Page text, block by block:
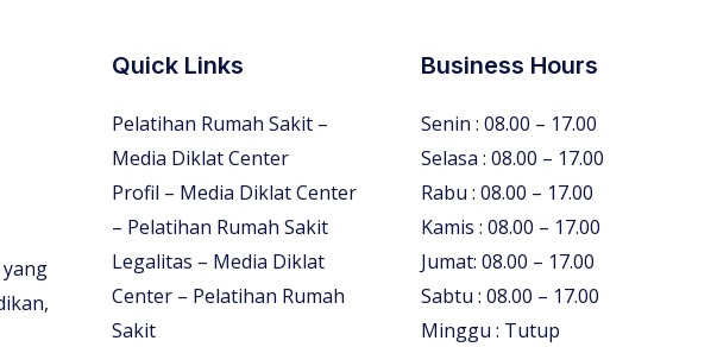
Quick Links
Pelatihan Rumah Sakit –
Media Diklat Center
Profil – Media Diklat Center
– Pelatihan Rumah Sakit
Legalitas – Media Diklat
Center – Pelatihan Rumah
Sakit
Business Hours
Senin : 08.00 – 17.00
Selasa : 08.00 – 17.00
Rabu : 08.00 – 17.00
Kamis : 08.00 – 17.00
Jumat: 08.00 – 17.00
Sabtu : 08.00 – 17.00
Minggu : Tutup